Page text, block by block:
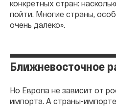
конкретных стран:
пойти. Многие страны,
очень далеко».
Ближневосточное
Но Европа не зависит от
импорта. А страны-